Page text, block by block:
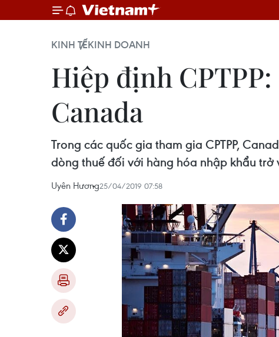
KINH TẾKINH DOANH
Hiệp định
Canada
Trong các quốc gia tham gia CPTPP,
dòng thuế đối với hàng hóa nhập khẩu trở
Uyên Hương25/04/2019 07:58